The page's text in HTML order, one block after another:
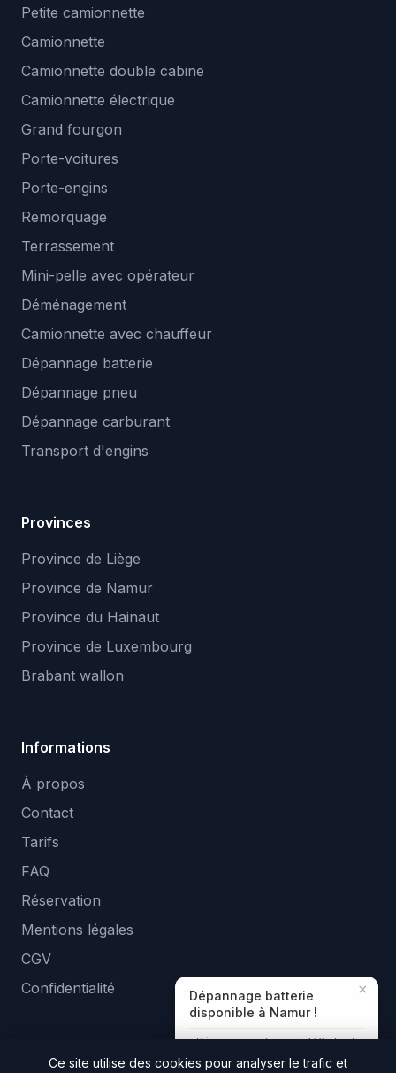
Petite camionnette
Camionnette
Camionnette double cabine
Camionnette électrique
Grand fourgon
Porte-voitures
Porte-engins
Remorquage
Terrassement
Mini-pelle avec opérateur
Déménagement
Camionnette avec chauffeur
Dépannage batterie
Dépannage pneu
Dépannage carburant
Transport d'engins
Provinces
Province de Liège
Province de Namur
Province du Hainaut
Province de Luxembourg
Brabant wallon
Informations
À propos
Contact
Tarifs
FAQ
Réservation
Mentions légales
CGV
Confidentialité
×
Dépannage batterie
disponible à Namur !
Réponse en ~5 min · +140 clients
Ce site utilise des cookies pour analyser le trafic et